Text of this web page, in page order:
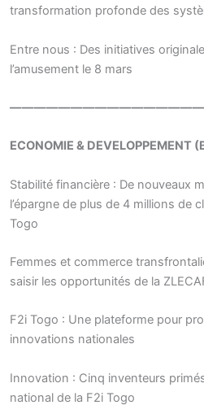
transformation profonde des
Entre nous : Des initiatives
l’amusement le 8 mars
ECONOMIE & DEVELOPPEMENT
Stabilité financière : De nouveaux
l’épargne de plus de 4 millions de
Togo
Femmes et commerce
saisir les opportunités de la
F2i Togo : Une plateforme pour
innovations nationales
Innovation : Cinq inventeurs
national de la F2i Togo